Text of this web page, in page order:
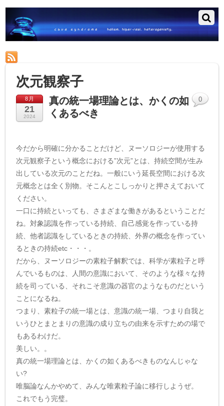
次元観察子
8月
21
2024
真の統一場理論とは、かくの如
くあるべき
今だから明確に分かることだけど、ヌーソロジーが使用する
次元観察子という概念における”次元”とは、持続空間が生み
出している次元のことだね。一般にいう延長空間における次
元概念とは全く別物。そこんとこしっかりと押さえておいて
ください。
一口に持続といっても、さまざまな働きがあるということだ
ね。対象認識を作っている持続、自己感覚を作っている持
続、他者認識をしているときの持続、外界の概念を作ってい
るときの持続etc・・・。
だから、ヌーソロジーの素粒子解釈では、科学が素粒子と呼
んでいるものは、人間の意識において、そのような様々な持
続を司っている、それこそ意識の器官のようなものだという
ことになるね。
つまり、素粒子の統一場とは、意識の統一場、つまり自我と
いうひとまとまりの意識の成り立ちの由来を示すための場で
もあるわけだ。
美しい。。
真の統一場理論とは、かくの如くあるべきものなんじゃな
い?
唯脳論なんかやめて、みんな唯素粒子論に移行しようぜ。
これでもう完璧。
0